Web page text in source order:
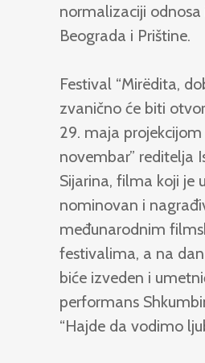
normalizaciji
Beograda i Prištine.
Festival “Mirëdita,
zvanično će biti
29. maja
novembar” reditelja
Sijarina, filma koji je
nominovan i
međunarodnim
festivalima, a na
biće izveden i
performans
“Hajde da vodimo